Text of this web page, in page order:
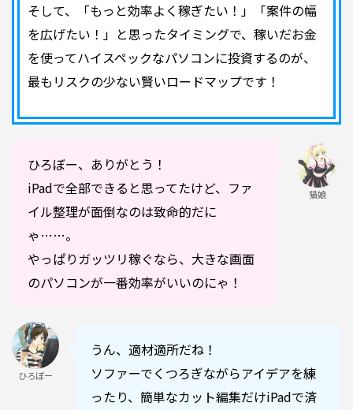
そして、「もっと効率よく稼ぎたい！」「案件の幅
を広げたい！」と思ったタイミングで、稼いだお金
を使ってハイスペックなパソコンに投資するのが、
最もリスクの少ない賢いロードマップです！
ひろぼー、ありがとう！
iPadで全部できると思ってたけど、ファ
イル整理が面倒なのは致命的だに
ゃ……。
やっぱりガッツリ稼ぐなら、大きな画面
のパソコンが一番効率がいいのにゃ！
猫娘
ひろぼー
うん、適材適所だね！
ソファーでくつろぎながらアイデアを練
ったり、簡単なカット編集だけiPadで済